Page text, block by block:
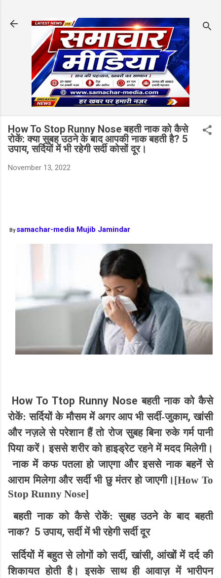
How To Stop Runny Nose बहती नाक को कैसे
रोकें: क्या सुबह उठने के बाद आपकी नाक बहती है? 5
उपाय, सर्दियों में भी रहेगी सर्दी कोसों दूर।
November 13, 2022
Bysamachar-media Mujib Jamindar
How To Ttop Runny Noseबहती नाक को कैसे
रोकें: सर्दियों के मौसम में अगर आप भी सर्दी-जुकाम,खांसी
और नज़ले से परेशान हैं तो रोज सुबह बिना रुके गर्म पानी
पिया करें। इससे शरीर को हाइड्रेट रहने में मदद मिलेगी।
नाक में कफ पतला हो जाएगा और इससे नाक बहनें से
आराम मिलेगा और सर्दी भी छु मंतर हो जाएगी।[How To
Stop Runny Nose]
बहती नाक को कैसे रोकें: सुबह उठने के बाद बहती
नाक? 5 उपाय,सर्दी में भी रहेगी सर्दी दूर
सर्दियों में बहुत से लोगों को सर्दी,खांसी, आंखों में दर्द की
शिकायत होती है। इसके साथ ही आवाज़ में भारीपन